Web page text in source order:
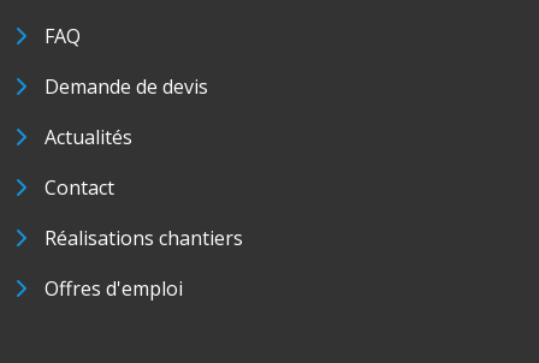
FAQ
Demande de devis
Actualités
Contact
Réalisations chantiers
Offres d'emploi